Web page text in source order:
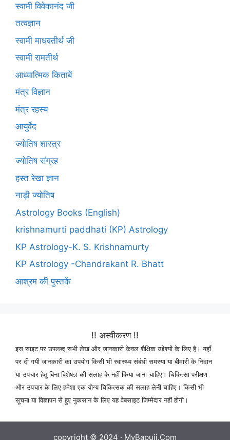
स्वामी विवेकानंद जी
तत्वज्ञान
स्वामी माधवतीर्थ जी
स्वामी रामतीर्थ
आध्यात्मिक किताबें
मंत्र विज्ञान
मंत्र रहस्य
आयुर्वेद
ज्योतिष शास्त्र
ज्योतिष संग्रह
हस्त रेखा ज्ञान
नाड़ी ज्योतिष
Astrology Books (English)
krishnamurti paddhati (KP) Astrology
KP Astrology-K. S. Krishnamurty
KP Astrology -Chandrakant R. Bhatt
आश्रम की पुस्तकें
!! अस्वीकरण !!
इस साइट पर उपलब्द सभी लेख और जानकारी केवल शैक्षिक उद्देश्यों के लिए है। यहाँ
पर दी गयी जानकारी का उपयोग किसी भी स्वास्थ्य संबंधी समस्या या बीमारी के निदान
या उपचार हेतु बिना विशेषज्ञ की सलाह के नहीं किया जाना चाहिए। चिकित्सा परीक्षण
और उपचार के लिए हमेशा एक योग्य चिकित्सक की सलाह लेनी चाहिए। किसी भी
सूचना या विज्ञापन से हुए नुकसान के लिए यह वेबसाइट जिम्मेदार नहीं होगी।
copyright © 2024 · MyBapuji.Com